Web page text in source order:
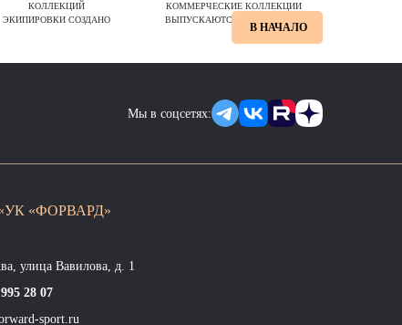
КОЛЛЕКЦИЙ
ЭКИПИРОВКИ СОЗДАНО
КОММЕРЧЕСКИЕ КОЛЛЕКЦИИ
ВЫПУСКАЮТСЯ ЕЖЕСЕЗОННО
В НАЧАЛО
Мы в соцсетях:
«ФОРВАРД»
улица Вавилова, д. 1
28 07
sport.ru